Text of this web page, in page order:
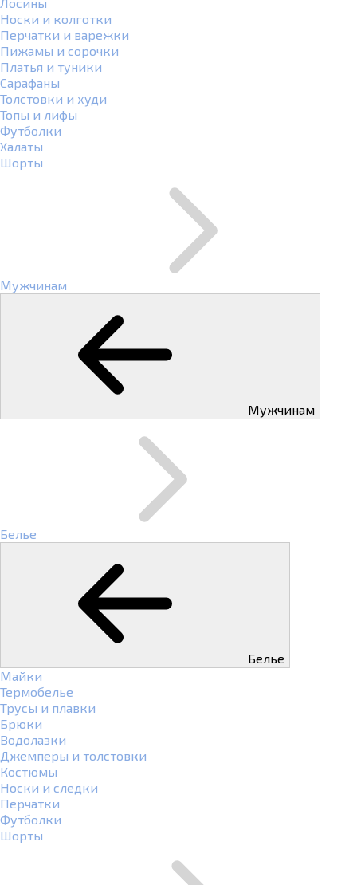
Носки и колготки
Перчатки и варежки
Пижамы и сорочки
Платья и туники
Сарафаны
Толстовки и худи
Топы и лифы
Футболки
Халаты
Шорты
Мужчинам
Мужчинам
Белье
Белье
Майки
Термобелье
Трусы и плавки
Брюки
Водолазки
Джемперы и толстовки
Костюмы
Носки и следки
Перчатки
Футболки
Шорты